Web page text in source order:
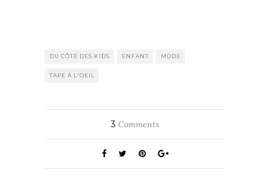
DU CÔTÉ DES KIDS ENFANT MODE
TAPE À L'OEIL
3 Comments